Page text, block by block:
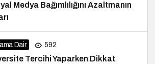
Medya Bağımlılığını Azaltmanın
Dair 592
Tercihi Yaparken Dikkat